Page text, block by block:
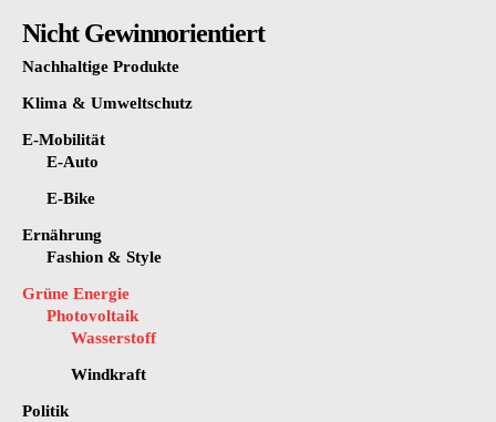
Nicht Gewinnorientiert
Nachhaltige Produkte
Klima & Umweltschutz
E-Mobilität
E-Auto
E-Bike
Ernährung
Fashion & Style
Grüne Energie
Photovoltaik
Wasserstoff
Windkraft
Politik